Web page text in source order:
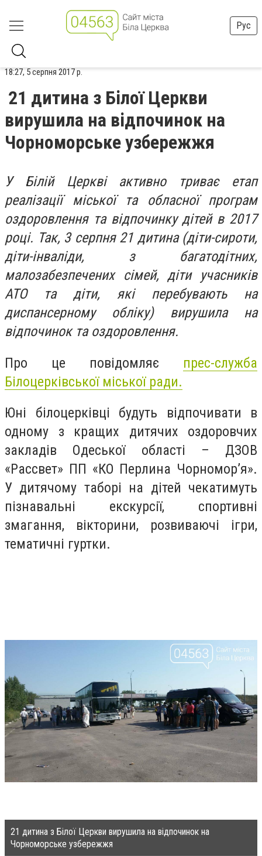
Рус
18:27, 5 серпня 2017 р.
21 дитина з Білої Церкви
вирушила на відпочинок на
Чорноморське узбережжя
У Білій Церкві активно триває етап
реалізації міської та обласної програм
оздоровлення та відпочинку дітей в 2017
році. Так, 3 серпня 21 дитина (діти-сироти,
діти-інваліди, з багатодітних,
малозабезпечених сімей, діти учасників
АТО та діти, які перебувають на
диспансерному обліку) вирушила на
відпочинок та оздоровлення.
Про це повідомляє прес-служба
Білоцерківської міської ради.
Юні білоцерківці будуть відпочивати в
одному з кращих дитячих оздоровчих
закладів Одеської області – ДЗОВ
«Рассвет» ПП «КО Перлина Чорномор’я».
У дитячому таборі на дітей чекатимуть
пізнавальні екскурсії, спортивні
змагання, вікторини, розвиваючі ігри,
тематичні гуртки.
21 дитина з Білої Церкви вирушила на відпочинок на
Чорноморське узбережжя